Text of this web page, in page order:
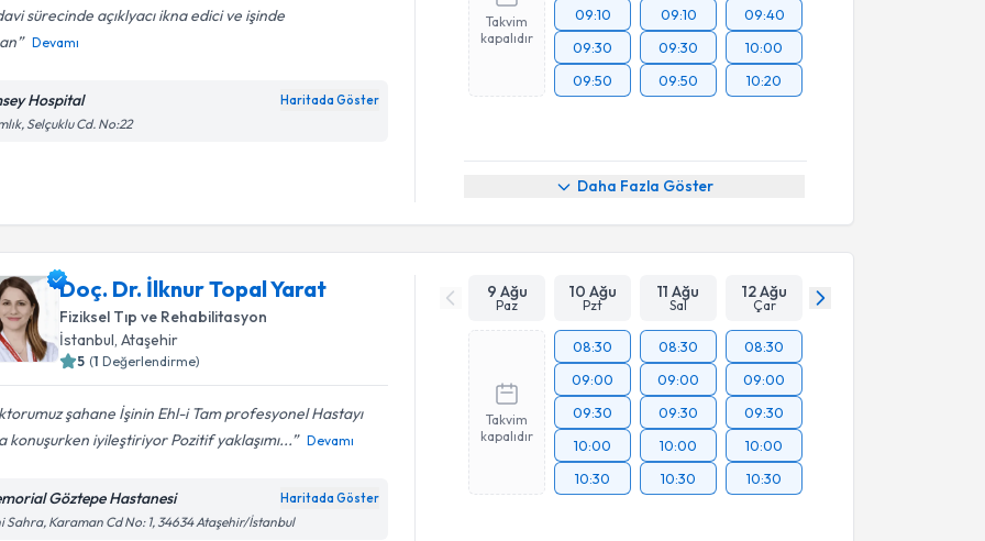
sürecinde açıklyacı ikna edici ve işinde
Devamı
Hospital Haritada Göster
Selçuklu Cd. No:22
Takvim
kapalıdır
09:10
09:30
09:50
09:10
09:30
09:50
09:40
10:00
10:20
Daha Fazla Göster
Doç. Dr. İlknur Topal Yarat
Fiziksel Tıp ve Rehabilitasyon
İstanbul , Ataşehir
5 (1 Değerlendirme)
şahane İşinin Ehl-i Tam profesyonel Hastayı
konuşurken iyileştiriyor Pozitif yaklaşımı...
Devamı
Göztepe Hastanesi Haritada Göster
Sahra, Karaman Cd No: 1, 34634 Ataşehir/İstanbul
9 Ağu
Paz
10 Ağu
Pzt
11 Ağu
Sal
12 Ağu
Çar
Takvim
kapalıdır
08:30
09:00
09:30
10:00
10:30
08:30
09:00
09:30
10:00
10:30
08:30
09:00
09:30
10:00
10:30